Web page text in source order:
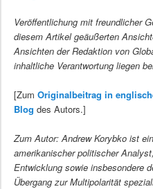
Veröffentlichung mit freundlicher
diesem Artikel geäußerten
Ansichten der Redaktion von
inhaltliche Verantwortung liegen
[Zum Originalbeitrag in
Blog des Autors.]
Zum Autor: Andrew Korybko ist
amerikanischer politischer
Entwicklung sowie insbesondere
Übergang zur Multipolarität